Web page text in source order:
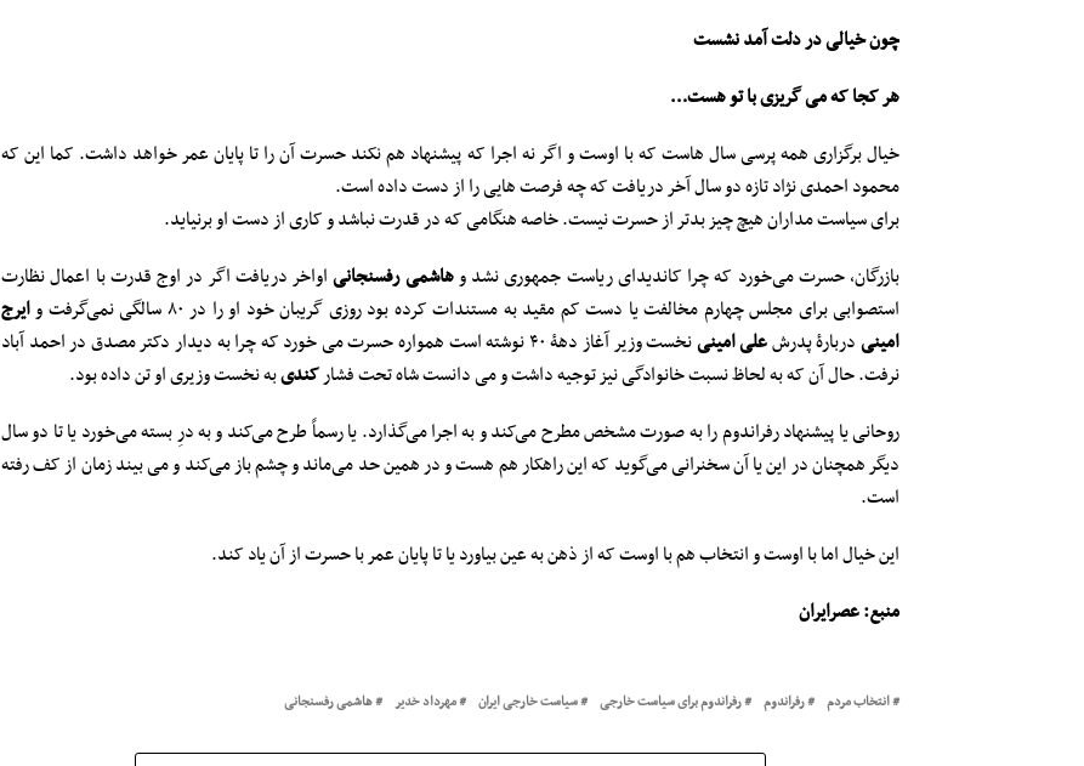
چون خیالی در دلت آمد نشست
هر کجا که می گریزی با تو هست…
خیال برگزاری همه پرسی سال هاست که با اوست و اگر نه اجرا که پیشنهاد هم نکند حسرت آن را تا پایان عمر خواهد داشت. کما این که
محمود احمدی نژاد تازه دو سال آخر دریافت که چه فرصت هایی را از دست داده است.
برای سیاست مداران هیچ چیز بدتر از حسرت نیست. خاصه هنگامی که در قدرت نباشد و کاری از دست او برنیاید.
بازرگان، حسرت می‌خورد که چرا کاندیدای ریاست جمهوری نشد وهاشمی رفسنجانیاواخر دریافت اگر در اوج قدرت با اعمال نظارت
استصوابی برای مجلس چهارم مخالفت یا دست کم مقید به مستندات کرده بود روزی گریبان خود او را در ۸۰ سالگی نمی‌گرفت و
ایرج
امینیدربارۀ پدرشعلی امینی
نخست وزیر آغاز دهۀ ۴۰ نوشته است همواره حسرت می خورد که چرا به دیدار دکتر مصدق در احمد آباد
نرفت. حال آن که به لحاظ نسبت خانوادگی نیز توجیه داشت و می دانست شاه تحت فشارکندیبه نخست وزیری او تن داده بود.
روحانی یا پیشنهاد رفراندوم را به صورت مشخص مطرح می‌کند و به اجرا می‌گذارد. یا رسماً طرح می‌کند و به درِ بسته می‌خورد یا تا دو سال
دیگر همچنان در این یا آن سخنرانی می‌گوید که این راهکار هم هست و در همین حد می‌ماند و چشم باز می‌کند و می بیند زمان از کف رفته
است.
این خیال اما با اوست و انتخاب هم با اوست که از ذهن به عین بیاورد یا تا پایان عمر با حسرت از آن یاد کند.
منبع: عصرایران
انتخاب مردم رفراندوم رفراندوم برای سیاست خارجی سیاست خارجی ایران مهرداد خدیر هاشمی رفسنجانی